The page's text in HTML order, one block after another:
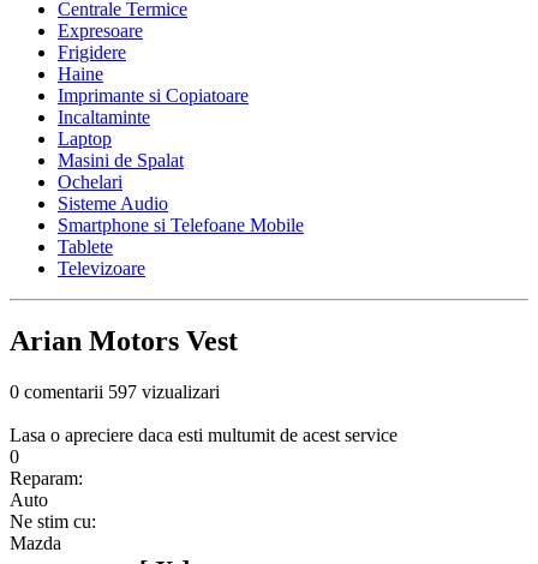
Centrale Termice
Expresoare
Frigidere
Haine
Imprimante si Copiatoare
Incaltaminte
Laptop
Masini de Spalat
Ochelari
Sisteme Audio
Smartphone si Telefoane Mobile
Tablete
Televizoare
Arian Motors Vest
0 comentarii 597 vizualizari
Lasa o apreciere daca esti multumit de acest service
0
Reparam:
Auto
Ne stim cu:
Mazda